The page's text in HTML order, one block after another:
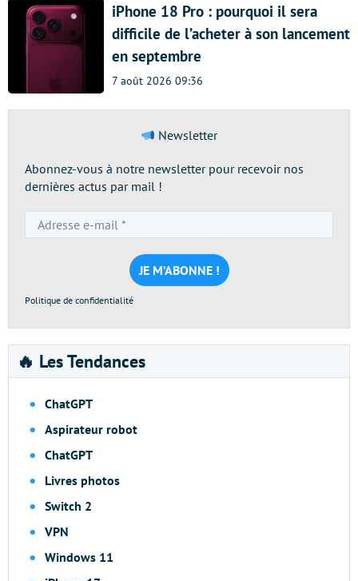
iPhone 18 Pro : pourquoi il sera
difficile de l’acheter à son lancement
en septembre
7 août 2026 09:36
Newsletter
Abonnez-vous à notre newsletter pour recevoir nos
dernières actus par mail !
e-
mail
*
Politique de confidentialité
🔥 Les Tendances
ChatGPT
Aspirateur robot
ChatGPT
Livres photos
Switch 2
VPN
Windows 11